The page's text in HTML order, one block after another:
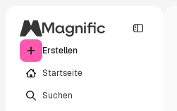
Erstellen
Startseite
Suchen